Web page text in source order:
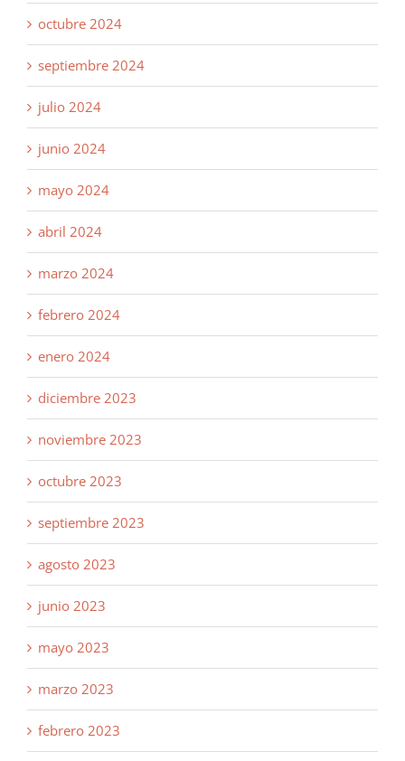
octubre 2024
septiembre 2024
julio 2024
junio 2024
mayo 2024
abril 2024
marzo 2024
febrero 2024
enero 2024
diciembre 2023
noviembre 2023
octubre 2023
septiembre 2023
agosto 2023
junio 2023
mayo 2023
marzo 2023
febrero 2023